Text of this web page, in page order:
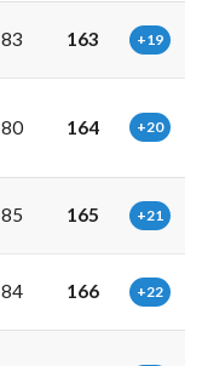
83 163 +19
80 164 +20
85 165 +21
84 166 +22